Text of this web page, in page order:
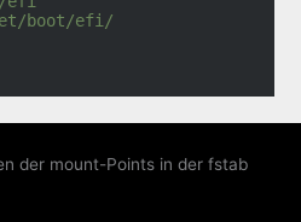
boot/efi/
der mount-Points in der fstab